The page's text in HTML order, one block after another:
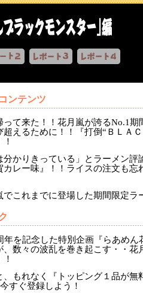
ンテンツ
って来た！！花月嵐が誇るNo.1
超えるために！！『打倒“ＢＬＡ
分かりきっている」とラーメン
カレー味』！！ライスの注文も
でこれまでに登場した期間限定ラ
年を記念した特別企画『らあめ
、数々の波乱を巻き起こす・・
、もれなく『トッピング１品が
すぐ登録しよう！